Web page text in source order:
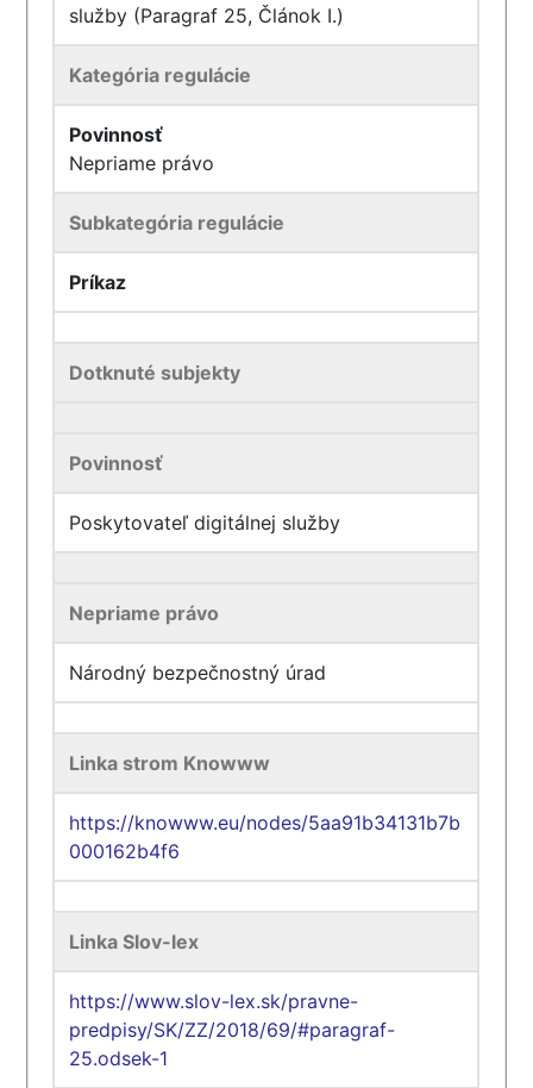
služby (Paragraf 25, Článok I.)
Kategória regulácie
Povinnosť
Nepriame právo
Subkategória regulácie
Príkaz
Dotknuté subjekty
Povinnosť
Poskytovateľ digitálnej služby
Nepriame právo
Národný bezpečnostný úrad
Linka strom Knowww
https://knowww.eu/nodes/5aa91b34131b7b
000162b4f6
Linka Slov-lex
https://www.slov-lex.sk/pravne-
predpisy/SK/ZZ/2018/69/#paragraf-
25.odsek-1